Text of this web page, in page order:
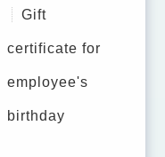
Gift
certificate for
employee's
birthday